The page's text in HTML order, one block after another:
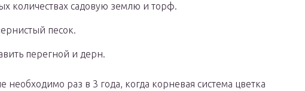
количествах садовую землю и торф.
песок.
перегной и дерн.
необходимо раз в 3 года, когда корневая система цветка